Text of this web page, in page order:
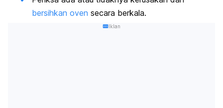
bersihkan oven secara berkala.
Iklan